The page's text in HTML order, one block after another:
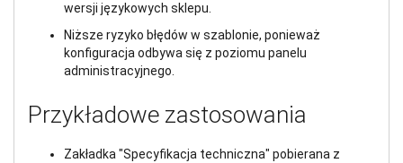
wersji językowych sklepu.
Niższe ryzyko błędów w szablonie, ponieważ
konfiguracja odbywa się z poziomu panelu
administracyjnego.
Przykładowe zastosowania
Zakładka "Specyfikacja techniczna" pobierana z